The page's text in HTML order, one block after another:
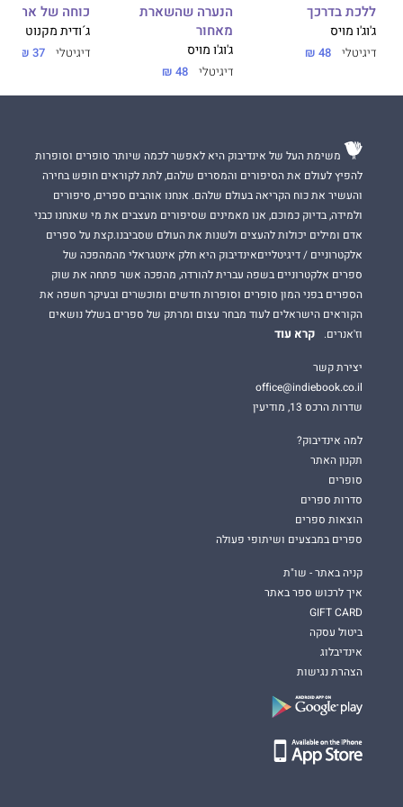
ללכת בדרכך
ג'וג'ו מויס
דיגיטלי 48 ₪
הנערה שהשארת
מאחור
ג'וג'ו מויס
דיגיטלי 48 ₪
כוחה של אהבה
ג´ודית מקנוט
דיגיטלי 37 ₪
משימת העל של אינדיבוק היא לאפשר לכמה שיותר סופרים וסופרות
להפיץ לעולם את הסיפורים והמסרים שלהם, לתת לקוראים חופש בחירה
והעשיר את כוח הקריאה בעולם שלהם. אנחנו אוהבים ספרים, סיפורים
ולמידה, בדיוק כמוכם, אנו מאמינים שסיפורים מעצבים את מי שאנחנו כבני
אדם ומילים יכולות להעצים ולשנות את העולם שסביבנו.קצת על ספרים
אלקטרוניים / דיגיטלייםאינדיבוק היא חלק אינטגראלי מהמהפכה של
ספרים אלקטרוניים בשפה עברית להורדה, מהפכה אשר פתחה את שוק
הספרים בפני המון סופרים וסופרות חדשים ומוכשרים ובעיקר חשפה את
הקוראים הישראלים לעוד מבחר עצום ומרתק של ספרים בשלל נושאים
וז'אנרים.
קרא עוד
יצירת קשר
office@indiebook.co.il
שדרות הרכס 13, מודיעין
למה אינדיבוק?
תקנון האתר
סופרים
סדרות ספרים
הוצאות ספרים
ספרים במבצעים ושיתופי פעולה
קניה באתר - שו"ת
איך לרכוש ספר באתר
GIFT CARD
ביטול עסקה
אינדיבלוג
הצהרת נגישות